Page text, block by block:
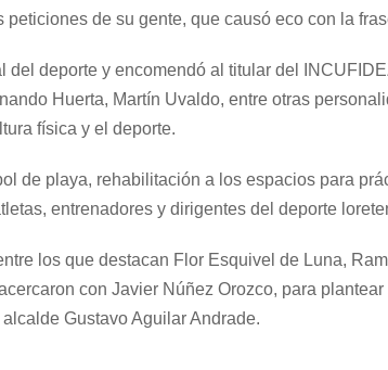
de su gente, que causó eco con la
deporte y encomendó al titular del
Huerta, Martín Uvaldo, entre otras
física y el deporte.
de playa, rehabilitación a los espacios para
entrenadores y dirigentes del deporte
los que destacan Flor Esquivel de Luna,
con Javier Núñez Orozco, para
Gustavo Aguilar Andrade.